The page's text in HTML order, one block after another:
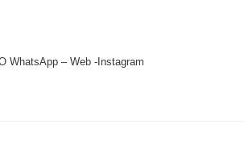
WhatsApp – Web -Instagram